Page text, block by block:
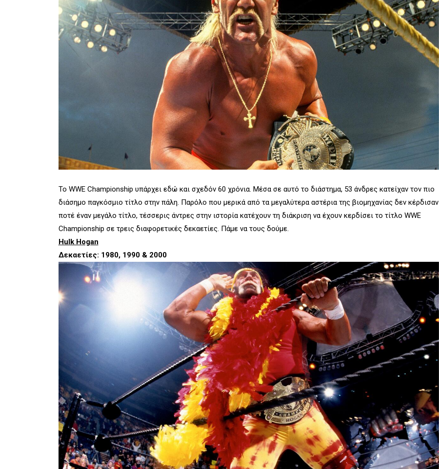
Το WWE Championship υπάρχει εδώ και σχεδόν 60 χρόνια. Μέσα σε αυτό το διάστημα, 53 άνδρες κατείχαν τον πιο
διάσημο παγκόσμιο τίτλο στην πάλη. Παρόλο που μερικά από τα μεγαλύτερα αστέρια της βιομηχανίας δεν κέρδισαν
ποτέ έναν μεγάλο τίτλο, τέσσερις άντρες στην ιστορία κατέχουν τη διάκριση να έχουν κερδίσει το τίτλο WWE
Championship σε τρεις διαφορετικές δεκαετίες. Πάμε να τους δούμε.
Hulk Hogan
Δεκαετίες: 1980, 1990 & 2000